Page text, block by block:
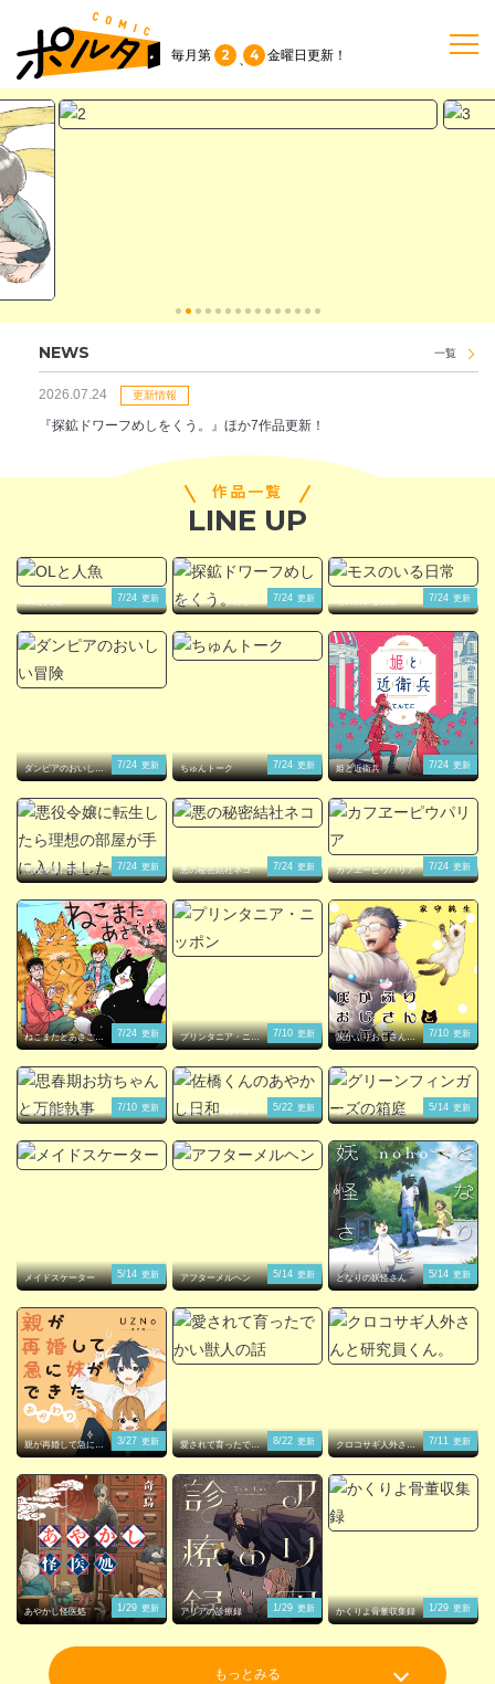
毎月第 2 4 金曜日 更新！
NEWS
お問い合わせ
閉じる
NEWS
2026.07.24 更新情報
『探鉱ドワーフめしをくう。』ほか7作品更新！
一覧
作品一覧
LINE UP
OLと人魚 7/24 更新
探鉱ドワーフめしを
くう。
7/24 更新 モスのいる日常 7/24 更新
ダンピアのおいしい
冒険
7/24 更新 ちゅんトーク 7/24 更新 姫と近衛兵 7/24 更新
悪役令嬢に転生した
ら理想の部屋が手に
7/24 更新 悪の秘密結社ネコ 7/24 更新 カフヱーピウパリア 7/24 更新
ねこまたとあさごは
ん
7/24 更新
プリンタニア・ニッ
ポン
7/10 更新
灰かぶりおじさんと
7/10 更新
思春期お坊ちゃんと
万能執事
7/10 更新
佐橋くんのあやかし
日和
5/22 更新
グリーンフィンガー
ズの箱庭
5/14 更新
メイドスケーター 5/14 更新 アフターメルヘン 5/14 更新 となりの妖怪さん 5/14 更新
親が再婚して急に妹
ができた
3/27 更新
愛されて育ったでか
い獣人の話
8/22 更新
クロコサギ人外さん
と研究員くん。
7/11 更新
あやかし怪医処 1/29 更新 アリアの診療録 1/29 更新 かくりよ骨董収集録 1/29 更新
もっとみる